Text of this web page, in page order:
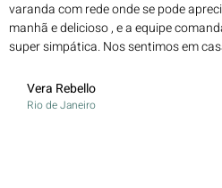
varanda com rede onde se pode
manhã e delicioso , e a equipe
super simpática. Nos sentimos em
Vera Rebello
Rio de Janeiro